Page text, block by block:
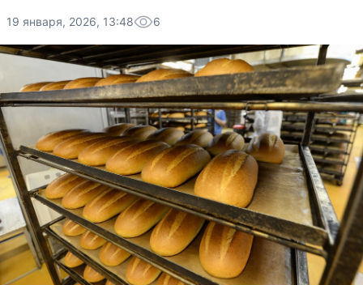
19 января, 2026, 13:48 6